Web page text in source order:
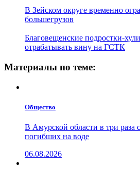
В Зейском округе временно
большегрузов
Благовещенские подростки-
отрабатывать вину на ГСТК
Материалы по теме:
Общество
В Амурской области в три раза
погибших на воде
06.08.2026